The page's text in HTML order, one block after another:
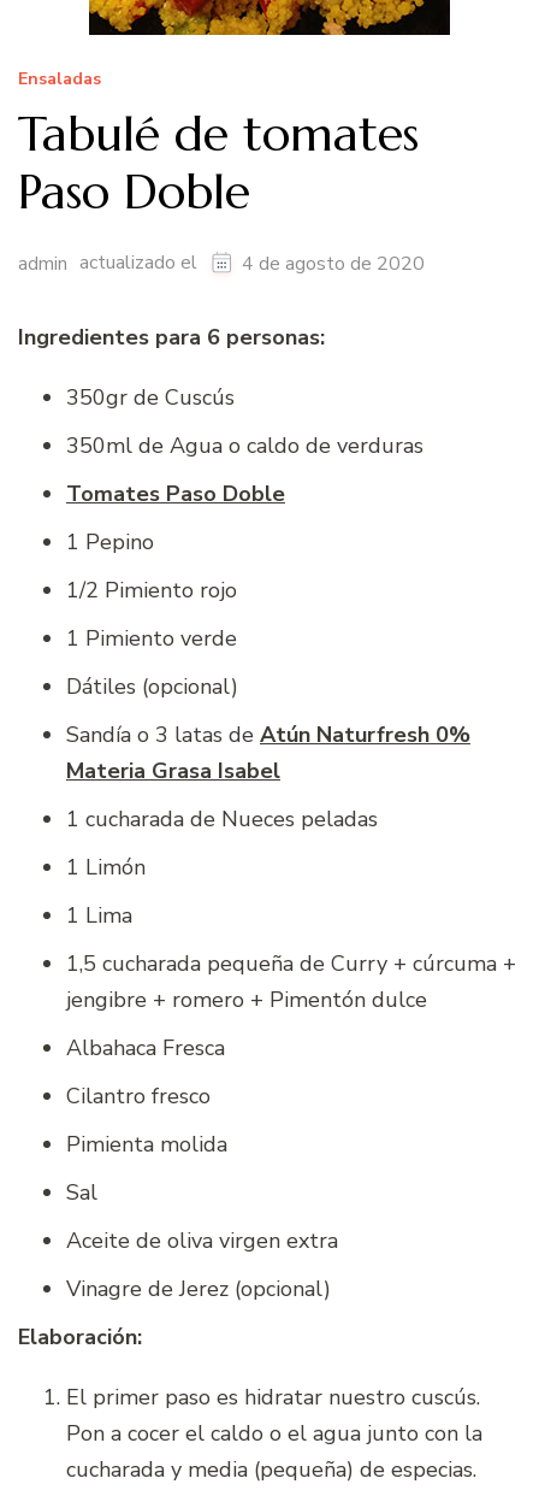
Ensaladas
Tabulé de tomates
Paso Doble
admin actualizado el 4 de agosto de 2020
Ingredientes para 6 personas:
350gr de Cuscús
350ml de Agua o caldo de verduras
Tomates Paso Doble
1 Pepino
1/2 Pimiento rojo
1 Pimiento verde
Dátiles (opcional)
Sandía o 3 latas de Atún Naturfresh 0%
Materia Grasa Isabel
1 cucharada de Nueces peladas
1 Limón
1 Lima
1,5 cucharada pequeña de Curry + cúrcuma +
jengibre + romero + Pimentón dulce
Albahaca Fresca
Cilantro fresco
Pimienta molida
Sal
Aceite de oliva virgen extra
Vinagre de Jerez (opcional)
Elaboración:
El primer paso es hidratar nuestro cuscús.
Pon a cocer el caldo o el agua junto con la
cucharada y media (pequeña) de especias.